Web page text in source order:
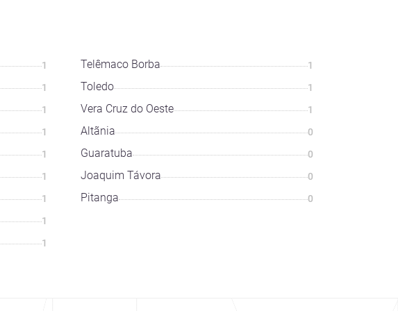
1
1
1
1
1
1
1
1
1
Telêmaco Borba 1
Toledo 1
Vera Cruz do Oeste 1
Altãnia 0
Guaratuba 0
Joaquim Távora 0
Pitanga 0